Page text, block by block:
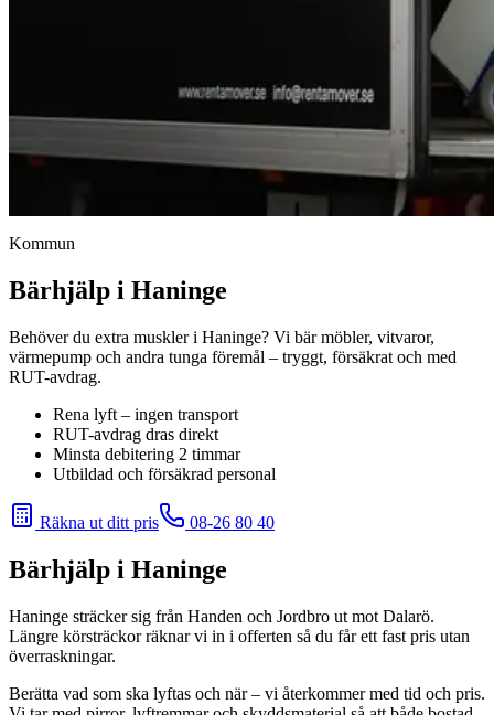
Kommun
Bärhjälp i Haninge
Behöver du extra muskler i Haninge? Vi bär möbler, vitvaror,
värmepump och andra tunga föremål – tryggt, försäkrat och med
RUT-avdrag.
Rena lyft – ingen transport
RUT-avdrag dras direkt
Minsta debitering 2 timmar
Utbildad och försäkrad personal
Räkna ut ditt pris 08-26 80 40
Bärhjälp i Haninge
Haninge sträcker sig från Handen och Jordbro ut mot Dalarö.
Längre körsträckor räknar vi in i offerten så du får ett fast pris utan
överraskningar.
Berätta vad som ska lyftas och när – vi återkommer med tid och pris.